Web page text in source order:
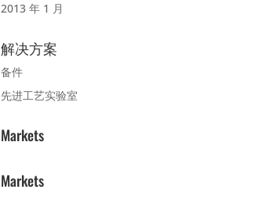
2013 年 1 月
解决方案
备件
先进工艺实验室
Markets
Markets